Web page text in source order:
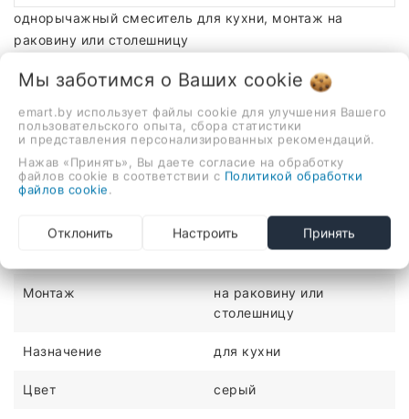
однорычажный смеситель для кухни, монтаж на
раковину или столешницу
ХАРАКТЕРИСТИКИ
Количество монтажных
отверстий
1
Материал латунь
однорычажный
Монтаж
на раковину или
столешницу
Назначение для кухни
Цвет серый
Мы заботимся о Ваших cookie
emart.by использует файлы cookie для улучшения Вашего
пользовательского опыта, сбора статистики
и представления персонализированных рекомендаций.
Нажав «Принять», Вы даете согласие на обработку
файлов cookie в соответствии с Политикой обработки
файлов cookie
Отклонить Настроить Принять